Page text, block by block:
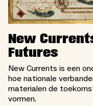
New
Futures
New Currents is een
hoe nationale
materialen de
vormen.